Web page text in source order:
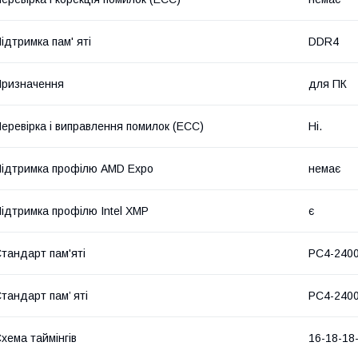
пам' яті DDR4
для ПК
і виправлення помилок (ECC) Ні.
профілю AMD Expo немає
профілю Intel XMP є
пам'яті PC4-
пам’ яті PC4-
таймінгів 16-18-